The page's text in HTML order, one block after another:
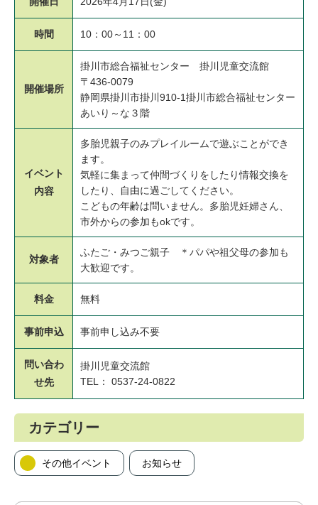
時間 10：00～11：00
開催場所
掛川市総合福祉センター 掛川児童交流館
〒436-0079
静岡県掛川市掛川910-1掛川市総合福祉センター
あいり～な３階
イベント
内容
多胎児親子のみプレイルームで遊ぶことができ
ます。
気軽に集まって仲間づくりをしたり情報交換を
したり、自由に過ごしてください。
こどもの年齢は問いません。多胎児妊婦さん、
市外からの参加もokです。
対象者
ふたご・みつご親子 ＊パパや祖父母の参加も
大歓迎です。
料金 無料
事前申込 事前申し込み不要
問い合わ
せ先
掛川児童交流館
TEL： 0537-24-0822
カテゴリー
その他イベント お知らせ